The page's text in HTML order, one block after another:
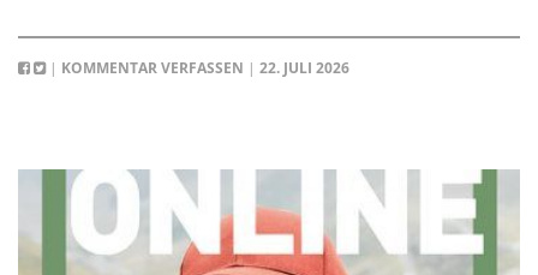
| KOMMENTAR VERFASSEN | 22. JULI 2026